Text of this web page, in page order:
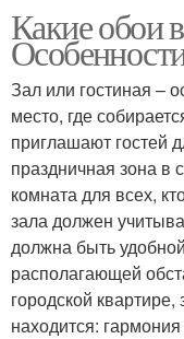
Какие обои
Зал или гостиная –
место, где
приглашают гостей
праздничная зона в
комната для всех,
зала должен
должна быть
располагающей
городской
находится: